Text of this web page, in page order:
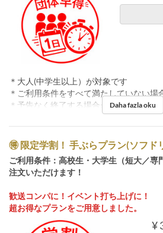
＊大人(中学生以上）が対象です
＊ご利用条件をすべて満たしていない場
＊予告なく終了する場合がございます。
Daha fazla oku
🉐 限定学割！ 手ぶらプラン(ソフド
ご利用条件：高校生・大学生（短大／専
注文いただけます！
歓送コンパに！イベント打ち上げに！
超お得なプランをご用意しました。
¥